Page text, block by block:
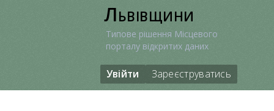
Львівщини
Типове рішення Місцевого
порталу відкритих даних
Увійти Зареєструватись